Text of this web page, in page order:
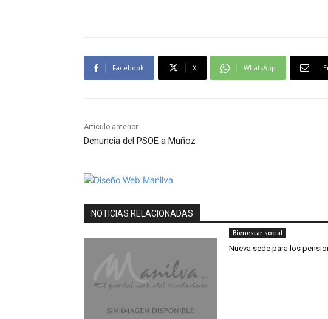
Facebook X WhatsApp
Artículo anterior
Denuncia del PSOE a Muñoz
NOTICIAS RELACIONADAS
Bienestar social
Nueva sede para los